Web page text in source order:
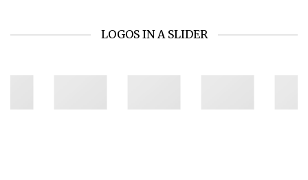
LOGOS IN A SLIDER